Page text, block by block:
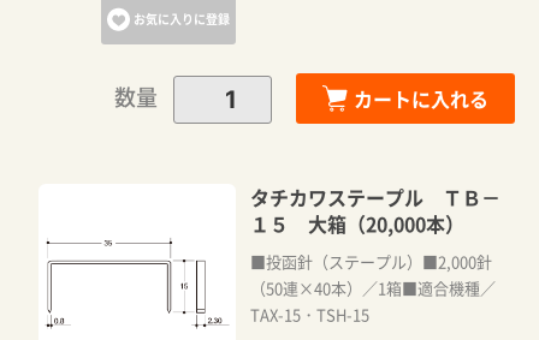
お気に入りに登録
数量 カートに入れる
タチカワステープル ＴＢ－
１５ 大箱（20,000本）
■投函針（ステープル）■2,000針
（50連×40本）／1箱■適​合​機​種／
TAX-15・TSH-15
カートに追加しました。